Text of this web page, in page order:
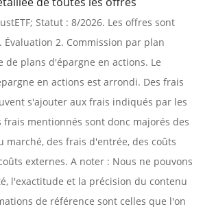
Statut : 8/2026. Les offres sont
2. Commission par plan
de plans d'épargne en actions. Le
en actions est arrondi. Des frais
s'ajouter aux frais indiqués par les
frais mentionnés sont donc majorés des
marché, des frais d'entrée, des coûts
externes. A noter : Nous ne pouvons
l'exactitude et la précision du contenu
de référence sont celles que l'on